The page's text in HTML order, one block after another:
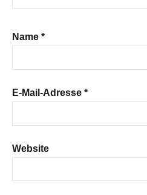
Name *
E-Mail-Adresse *
Website